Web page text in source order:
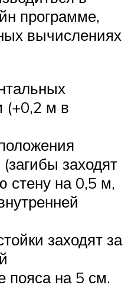
программе,
вычислениях
(+0,2 м в
(загибы заходят
стену на 0,5 м,
заходят за
пояса на 5 см.